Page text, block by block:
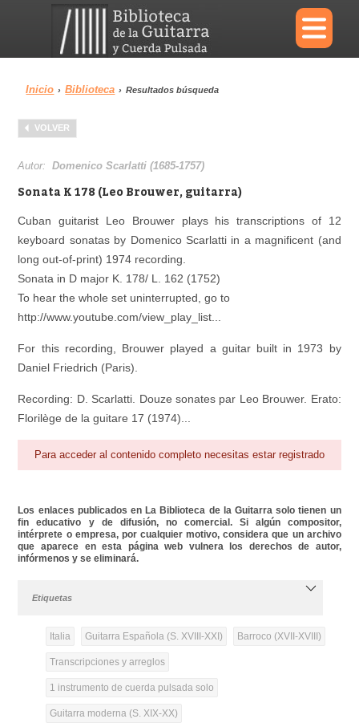
×
Menu
Biblioteca
Área personal Reproductor
Inicio › Biblioteca › Resultados búsqueda
VOLVER
Autor:Domenico Scarlatti (1685-1757)
Sonata K 178 (Leo Brouwer, guitarra)
Cuban guitarist Leo Brouwer plays his transcriptions of 12
keyboard sonatas by Domenico Scarlatti in a magnificent (and
long out-of-print) 1974 recording.
Sonata in D major K. 178/ L. 162 (1752)
To hear the whole set uninterrupted, go to
http://www.youtube.com/view_play_list...
For this recording, Brouwer played a guitar built in 1973 by
Daniel Friedrich (Paris).
Recording: D. Scarlatti. Douze sonates par Leo Brouwer. Erato:
Florilège de la guitare 17 (1974)...
Para acceder al contenido completo necesitas estar registrado
Los enlaces publicados en La Biblioteca de la Guitarra solo tienen un
fin educativo y de difusión, no comercial. Si algún compositor,
intérprete o empresa, por cualquier motivo, considera que un archivo
que aparece en esta página web vulnera los derechos de autor,
infórmenos y se eliminará.
Etiquetas
Italia Guitarra Española (S. XVIII-XXI) Barroco (XVII-XVIII)
Transcripciones y arreglos
1 instrumento de cuerda pulsada solo
Guitarra moderna (S. XIX-XX)